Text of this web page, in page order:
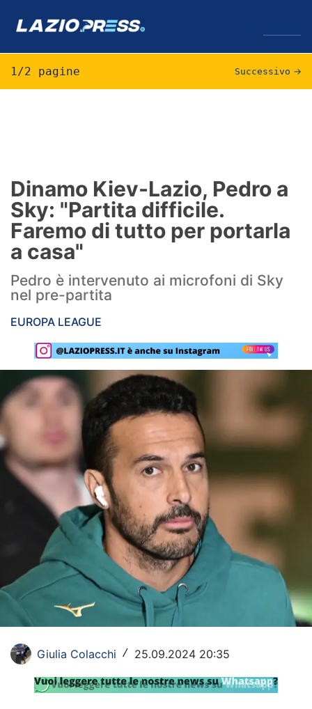
Formello
Infortuni
Primavera
Calciomercato
Lazio Women
Rassegna Lazio
Social
Calcio
Champions League
Europa League
Altri Sport
Formula 1
Tennis
Contatti
1/2 pagine Successivo →
Dinamo Kiev-Lazio, Pedro a
Sky: "Partita difficile.
Faremo di tutto per portarla
a casa"
Pedro è intervenuto ai microfoni di Sky
nel pre-partita
EUROPA LEAGUE
Giulia Colacchi / 25.09.2024 20:35